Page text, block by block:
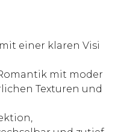
einer klaren Visi
mit moder
Texturen und